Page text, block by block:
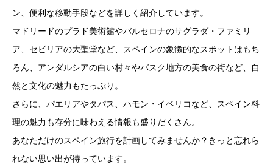
ン、便利な移動手段などを詳しく紹介しています。
マドリードのプラド美術館やバルセロナのサグラダ・ファミリ
ア、セビリアの大聖堂など、スペインの象徴的なスポットはもち
ろん、アンダルシアの白い村々やバスク地方の美食の街など、自
然と文化の魅力もたっぷり。
さらに、パエリアやタパス、ハモン・イベリコなど、スペイン料
理の魅力も存分に味わえる情報も盛りだくさん。
あなただけのスペイン旅行を計画してみませんか？きっと忘れら
れない思い出が待っています。